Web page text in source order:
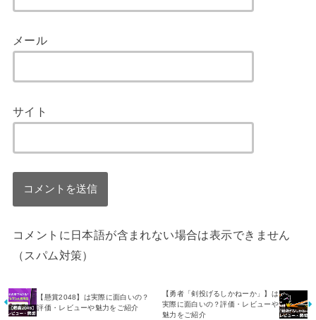
メール
サイト
コメントに日本語が含まれない場合は表示できません
（スパム対策）
【懸賞2048】は実際に面白いの？
評価・レビューや魅力をご紹介
【勇者「剣投げるしかねーか」】は
実際に面白いの？評価・レビューや
魅力をご紹介